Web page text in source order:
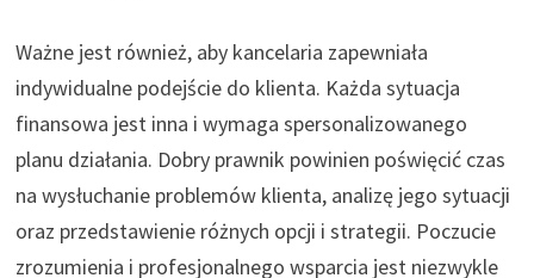
Ważne jest również, aby kancelaria zapewniała
indywidualne podejście do klienta. Każda sytuacja
finansowa jest inna i wymaga spersonalizowanego
planu działania. Dobry prawnik powinien poświęcić czas
na wysłuchanie problemów klienta, analizę jego sytuacji
oraz przedstawienie różnych opcji i strategii. Poczucie
zrozumienia i profesjonalnego wsparcia jest niezwykle